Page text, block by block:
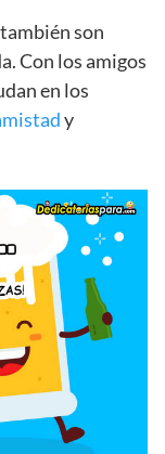
son
Con los amigos
en los
y